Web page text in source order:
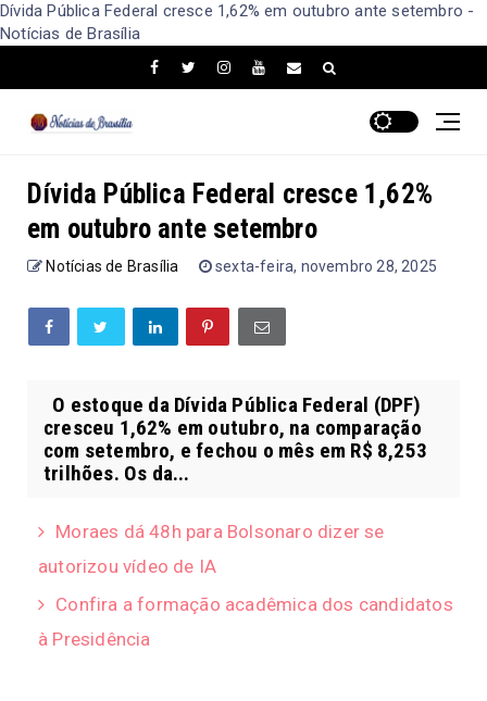
Dívida Pública Federal cresce 1,62% em outubro ante setembro -
Notícias de Brasília
Dívida Pública Federal cresce 1,62%
em outubro ante setembro
Notícias de Brasília sexta-feira, novembro 28, 2025
O estoque da Dívida Pública Federal (DPF)
cresceu 1,62% em outubro, na comparação
com setembro, e fechou o mês em R$ 8,253
trilhões. Os da...
Moraes dá 48h para Bolsonaro dizer se
autorizou vídeo de IA
Confira a formação acadêmica dos candidatos
à Presidência